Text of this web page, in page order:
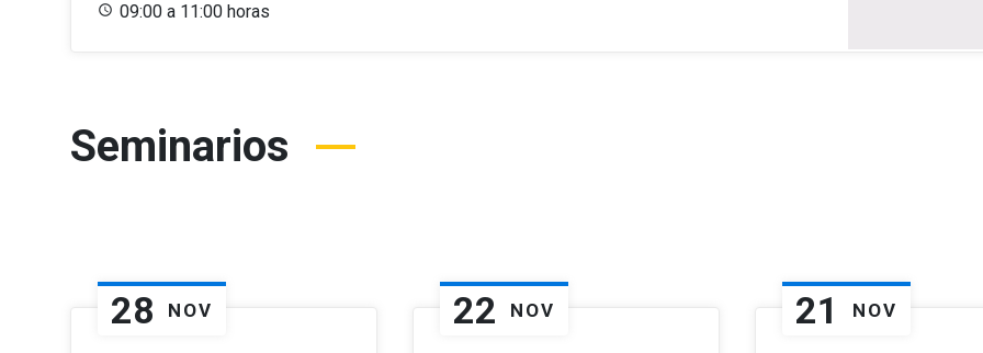
09:00 a 11:00 horas
Seminarios
28 NOV 22 NOV 21 NOV